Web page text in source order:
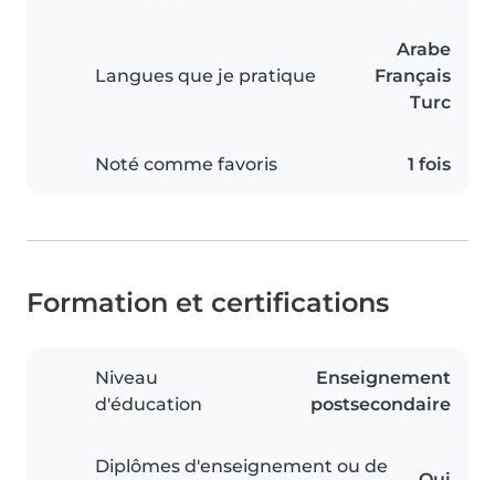
Langues que je pratique
Arabe
Français
Turc
Noté comme favoris 1 fois
Formation et certifications
Niveau
d'éducation
Enseignement
postsecondaire
Diplômes d'enseignement ou de